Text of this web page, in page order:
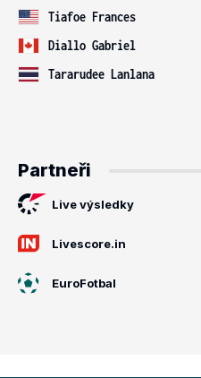
Tiafoe Frances
Diallo Gabriel
Tararudee Lanlana
Partneři
Live výsledky
Livescore.in
EuroFotbal